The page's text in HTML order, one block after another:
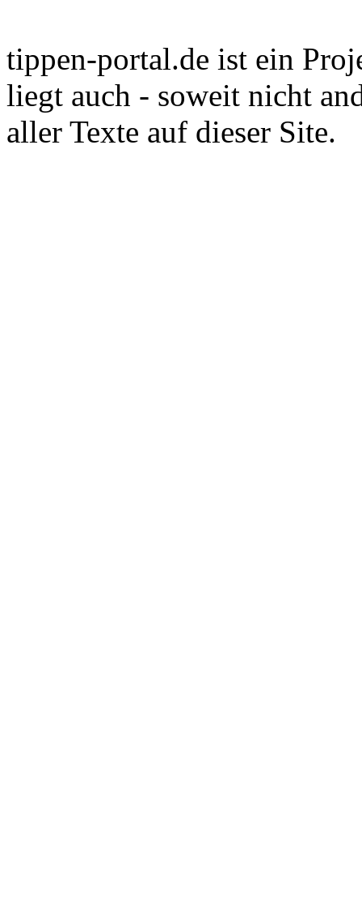
tippen-portal.de ist ein
liegt auch - soweit nicht
aller Texte auf dieser Site.